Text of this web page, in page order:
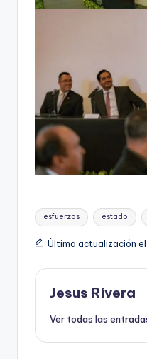
Etiquetas:
esfuerzos estado
Última actualización
Jesus Rivera
Ver todas las